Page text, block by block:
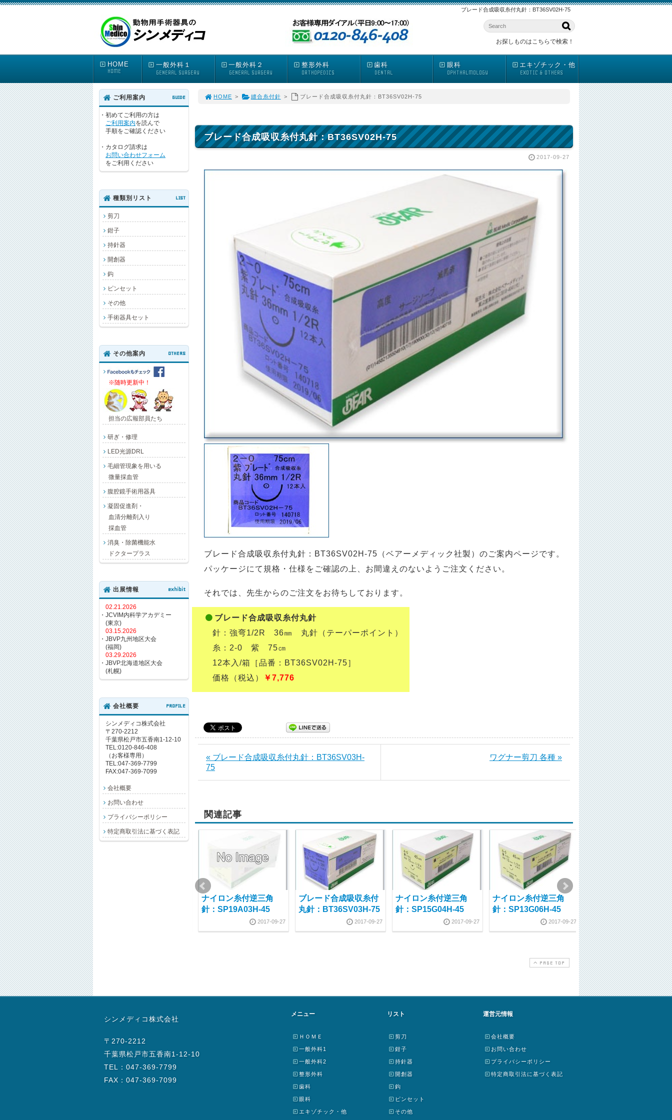
ブレード合成吸収糸付丸針：BT36SV02H-75
お探しものはこちらで検索！
HOME
HOME
一般外科１
GENERAL SURGERY
一般外科２
GENERAL SURGERY
整形外科
ORTHOPEDICS
歯科
DENTAL
眼科
OPHTHALMOLOGY
エキゾチック・他
EXOTIC & OTHERS
HOME > 縫合糸付針 > ブレード合成吸収糸付丸針：BT36SV02H-75
ブレード合成吸収糸付丸針：BT36SV02H-75
2017-09-27
ブレード合成吸収糸付丸針：BT36SV02H-75（ベアーメディック社製）のご案内ページです。
パッケージにて規格・仕様をご確認の上、お間違えのないようご注文ください。
それでは、先生からのご注文をお待ちしております。
ブレード合成吸収糸付丸針
針：強弯1/2R 36㎜ 丸針（テーパーポイント）
糸：2-0 紫 75㎝
12本入/箱［品番：BT36SV02H-75］
価格（税込）
￥7,776
« ブレード合成吸収糸付丸針：BT36SV03H-
75
ワグナー剪刀 各種 »
関連記事
モノフィラメント合成
吸収糸付丸針：
T22MV04H-75
2017-09-27
ナイロン糸付逆三角
針：SP19A03H-45
2017-09-27
ブレード合成吸収糸付
丸針：BT36SV03H-75
2017-09-27
ナイロン糸付逆三角
針：SP15G04H-45
2017-09-27
ナイロン糸付逆三角
針：SP13G06H-45
2017-09-27
ナイロン糸付逆三角
針：SP15G05H-45
2017-09-
針：SP15G05H-45
PAGE TOP
ご利用案内 GUIDE
・初めてご利用の方は
ご利用案内を読んで
手順をご確認ください
・カタログ請求は
お問い合わせフォーム
をご利用ください
種類別リスト LIST
剪刀
鉗子
持針器
開創器
鈎
ピンセット
その他
手術器具セット
その他案内 OTHERS
※随時更新中！
担当の広報部員たち
研ぎ・修理
LED光源DRL
毛細管現象を用いる
微量採血管
腹腔鏡手術用器具
凝固促進剤・
血清分離剤入り
採血管
消臭・除菌機能水
ドクタープラス
出展情報 exhibit
02.21.2026
・JCVIM内科学アカデミー
(東京)
03.15.2026
・JBVP九州地区大会
(福岡)
03.29.2026
・JBVP北海道地区大会
(札幌)
会社概要 PROFILE
シンメディコ株式会社
〒270-2212
千葉県松戸市五香南1-12-10
TEL:0120-846-408
（お客様専用）
TEL:047-369-7799
FAX:047-369-7099
会社概要
お問い合わせ
プライバシーポリシー
特定商取引法に基づく表記
シンメディコ株式会社
〒270-2212
千葉県松戸市五香南1-12-10
TEL：047-369-7799
FAX：047-369-7099
メニュー
ＨＯＭＥ
一般外科1
一般外科2
整形外科
歯科
眼科
エキゾチック・他
リスト
剪刀
鉗子
持針器
開創器
鈎
ピンセット
その他
運営元情報
会社概要
お問い合わせ
プライバシーポリシー
特定商取引法に基づく表記